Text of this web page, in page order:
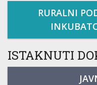
RURALNI
ISTAKNUTI